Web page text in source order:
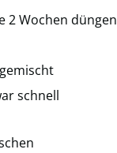
2 Wochen düngen
schnell